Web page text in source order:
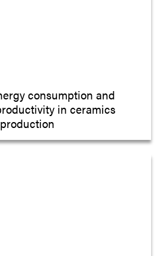
consumption and
in ceramics
production